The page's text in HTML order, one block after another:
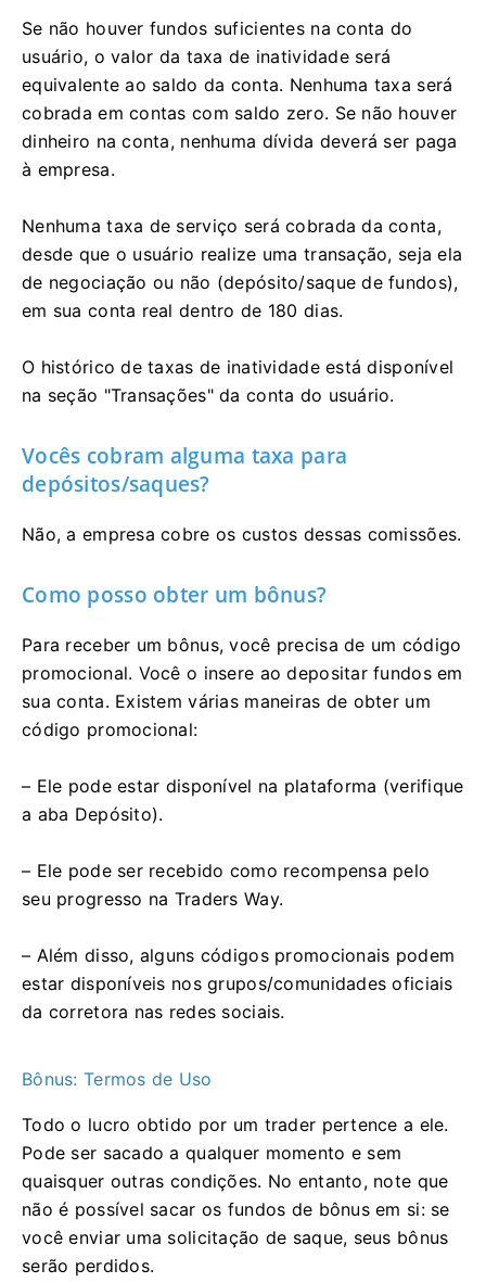
Se não houver fundos suficientes na conta do
usuário, o valor da taxa de inatividade será
equivalente ao saldo da conta. Nenhuma taxa será
cobrada em contas com saldo zero. Se não houver
dinheiro na conta, nenhuma dívida deverá ser paga
à empresa.
Nenhuma taxa de serviço será cobrada da conta,
desde que o usuário realize uma transação, seja ela
de negociação ou não (depósito/saque de fundos),
em sua conta real dentro de 180 dias.
O histórico de taxas de inatividade está disponível
na seção "Transações" da conta do usuário.
Vocês cobram alguma taxa para
depósitos/saques?
Não, a empresa cobre os custos dessas comissões.
Como posso obter um bônus?
Para receber um bônus, você precisa de um código
promocional. Você o insere ao depositar fundos em
sua conta. Existem várias maneiras de obter um
código promocional:
– Ele pode estar disponível na plataforma (verifique
a aba Depósito).
– Ele pode ser recebido como recompensa pelo
seu progresso na Traders Way.
– Além disso, alguns códigos promocionais podem
estar disponíveis nos grupos/comunidades oficiais
da corretora nas redes sociais.
Bônus: Termos de Uso
Todo o lucro obtido por um trader pertence a ele.
Pode ser sacado a qualquer momento e sem
quaisquer outras condições. No entanto, note que
não é possível sacar os fundos de bônus em si: se
você enviar uma solicitação de saque, seus bônus
serão perdidos.